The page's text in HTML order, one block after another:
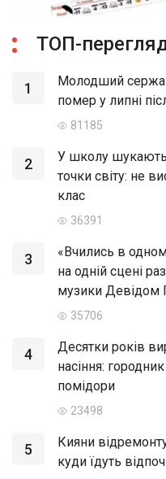
ТОП-
1
Молодший
помер у липні
81185
2
У школу шукають
точки світу: не
клас
36391
3
«Вчились в
на одній сцені
музики Девідом
35706
4
Десятки років
насіння:
помідори
23498
5
Кияни
куди їдуть